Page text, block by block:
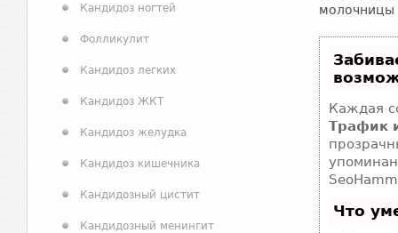
Кандидоз ногтей
Фолликулит
Кандидоз легких
Кандидоз ЖКТ
Кандидоз желудка
Кандидоз кишечника
Кандидозный цистит
Кандидозный менингит
Каждая
Трафик
Что